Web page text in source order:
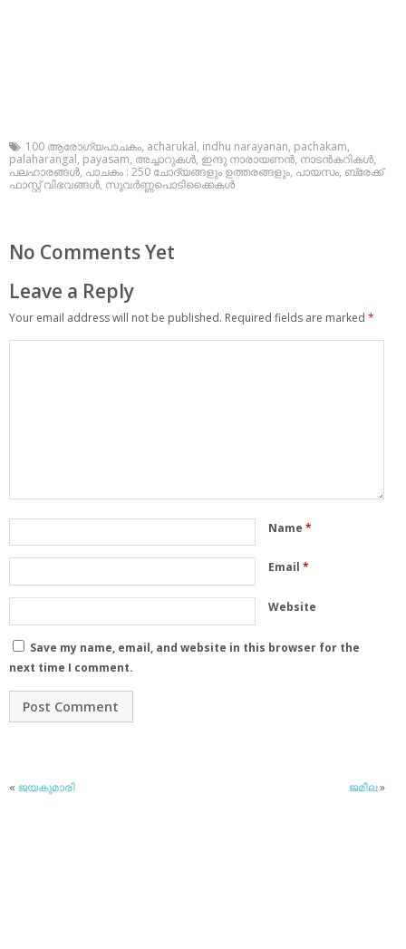
100 ആരോഗ്യപാചകം, acharukal, indhu narayanan, pachakam,
palaharangal, payasam, അച്ചാറുകള്‍, ഇന്ദു നാരായണന്‍, നാടന്‍കറികള്‍,
പലഹാരങ്ങള്‍, പാചകം : 250 ചോദ്യങ്ങളും ഉത്തരങ്ങളും, പായസം, ബ്രേക്ക്
ഫാസ്റ്റ് വിഭവങ്ങള്‍, സുവര്‍ണ്ണപൊടിക്കൈകള്‍
No Comments Yet
Leave a Reply
Your email address will not be published. Required fields are marked *
Name *
Email *
Website
Save my name, email, and website in this browser for the
next time I comment.
« ജയകുമാരി ജമീല»